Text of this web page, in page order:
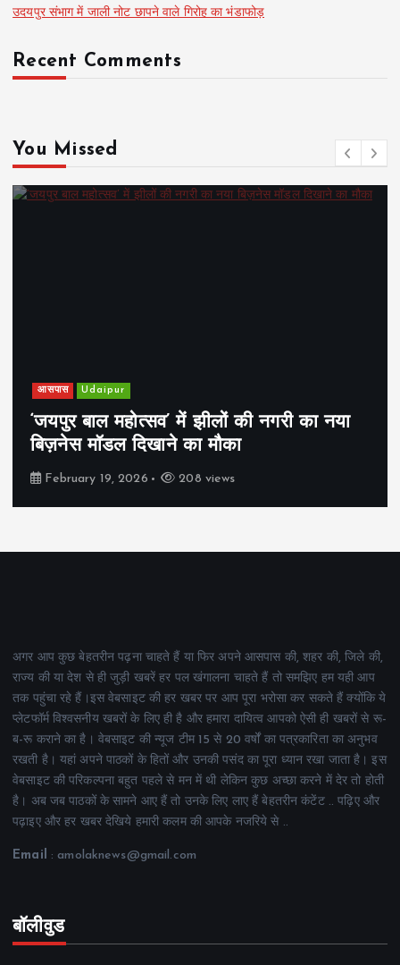
उदयपुर संभाग में जाली नोट छापने वाले गिरोह का भंडाफोड़
Recent Comments
You Missed
आसपास Udaipur
‘जयपुर बाल महोत्सव’ में झीलों की नगरी का नया
बिज़नेस मॉडल दिखाने का मौका
February 19, 2026 208 views
अगर आप कुछ बेहतरीन पढ़ना चाहते हैं या फिर अपने आसपास की, शहर की, जिले की,
राज्य की या देश से ही जुड़ी खबरें हर पल खंगालना चाहते हैं तो समझिए हम यही आप
तक पहुंचा रहे हैं।इस वेबसाइट की हर खबर पर आप पूरा भरोसा कर सकते हैं क्योंकि ये
प्लेटफॉर्म विश्वसनीय खबरों के लिए ही है और हमारा दायित्व आपको ऐसी ही खबरों से रू-
ब-रू कराने का है। वेबसाइट की न्यूज टीम 15 से 20 वर्षों का पत्रकारिता का अनुभव
रखती है। यहां अपने पाठकों के हितों और उनकी पसंद का पूरा ध्यान रखा जाता है। इस
वेबसाइट की परिकल्पना बहुत पहले से मन में थी लेकिन कुछ अच्छा करने में देर तो होती
है। अब जब पाठकों के सामने आए हैं तो उनके लिए लाए हैं बेहतरीन कंटेंट .. पढ़िए और
पढ़ाइए और हर खबर देखिये हमारी कलम की आपके नजरिये से ..
Email : amolaknews@gmail.com
बॉलीवुड